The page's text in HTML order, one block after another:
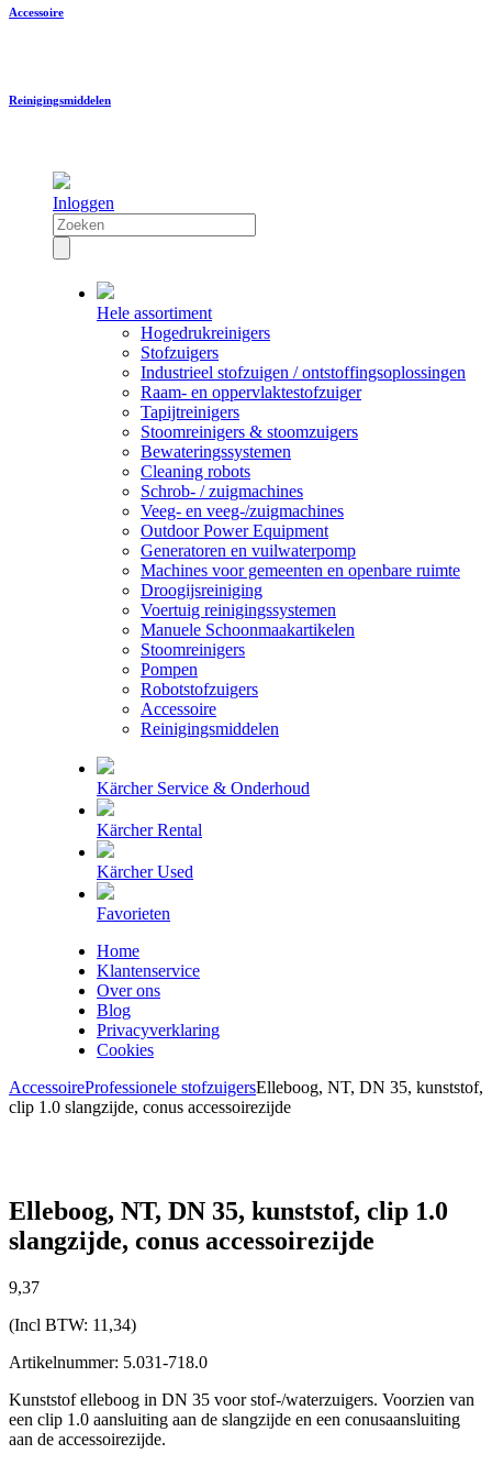
Accessoire
Reinigingsmiddelen
Inloggen
Hele assortiment
Hogedrukreinigers
Stofzuigers
Industrieel stofzuigen / ontstoffingsoplossingen
Raam- en oppervlaktestofzuiger
Tapijtreinigers
Stoomreinigers & stoomzuigers
Bewateringssystemen
Cleaning robots
Schrob- / zuigmachines
Veeg- en veeg-/zuigmachines
Outdoor Power Equipment
Generatoren en vuilwaterpomp
Machines voor gemeenten en openbare ruimte
Droogijsreiniging
Voertuig reinigingssystemen
Manuele Schoonmaakartikelen
Stoomreinigers
Pompen
Robotstofzuigers
Accessoire
Reinigingsmiddelen
Kärcher Service & Onderhoud
Kärcher Rental
Kärcher Used
Favorieten
Home
Klantenservice
Over ons
Blog
Privacyverklaring
Cookies
AccessoireProfessionele stofzuigersElleboog, NT, DN 35, kunststof,
clip 1.0 slangzijde, conus accessoirezijde
Elleboog, NT, DN 35, kunststof, clip 1.0
slangzijde, conus accessoirezijde
9,37
(Incl BTW: 11,34)
Artikelnummer: 5.031-718.0
Kunststof elleboog in DN 35 voor stof-/waterzuigers. Voorzien van
een clip 1.0 aansluiting aan de slangzijde en een conusaansluiting
aan de accessoirezijde.